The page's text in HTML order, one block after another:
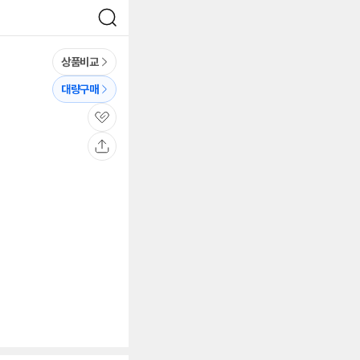
검
색
상품비교
대량구매
관
심